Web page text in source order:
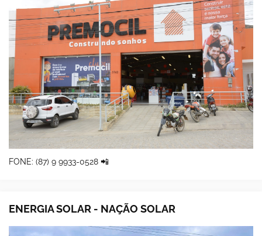
FONE: (87) 9 9933-0528 📲
ENERGIA SOLAR - NAÇÃO SOLAR